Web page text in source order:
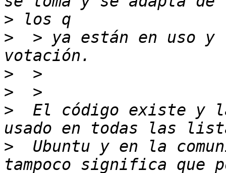
>
>
> ya están en uso y
>
>
>
El código existe y
>
Ubuntu y en la